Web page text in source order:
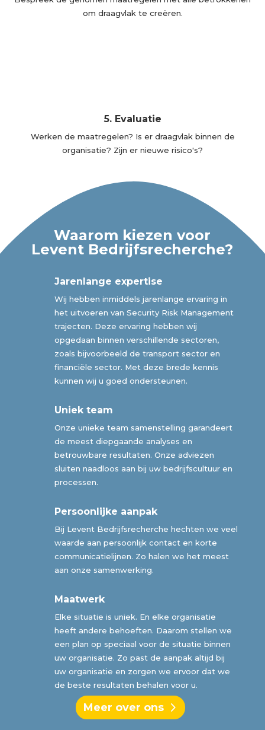
om draagvlak te creëren.
5. Evaluatie
Werken de maatregelen? Is er draagvlak binnen de
organisatie? Zijn er nieuwe risico's?
Waarom kiezen voor
Levent Bedrijfsrecherche?
Jarenlange expertise
Wij hebben inmiddels jarenlange ervaring in
het uitvoeren van Security Risk Management
trajecten. Deze ervaring hebben wij
opgedaan binnen verschillende sectoren,
zoals bijvoorbeeld de transport sector en
financiële sector. Met deze brede kennis
kunnen wij u goed ondersteunen.
Uniek team
Onze unieke team samenstelling garandeert
de meest diepgaande analyses en
betrouwbare resultaten. Onze adviezen
sluiten naadloos aan bij uw bedrijfscultuur en
processen.
Persoonlijke aanpak
Bij Levent Bedrijfsrecherche hechten we veel
waarde aan persoonlijk contact en korte
communicatielijnen. Zo halen we het meest
aan onze samenwerking.
Maatwerk
Elke situatie is uniek. En elke organisatie
heeft andere behoeften. Daarom stellen we
een plan op speciaal voor de situatie binnen
uw organisatie. Zo past de aanpak altijd bij
uw organisatie en zorgen we ervoor dat we
de beste resultaten behalen voor u.
Meer over ons